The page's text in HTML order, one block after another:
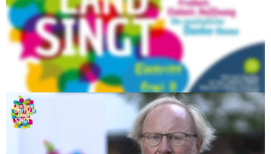
Wir sind dabei!
3. Oktober 2021 - ab18.30 Uhr im Innenhof von Schloss
Obertheres.
Diese Veranstaltung findet unter Einhaltung der aktuellen
Coronabestimmung statt!